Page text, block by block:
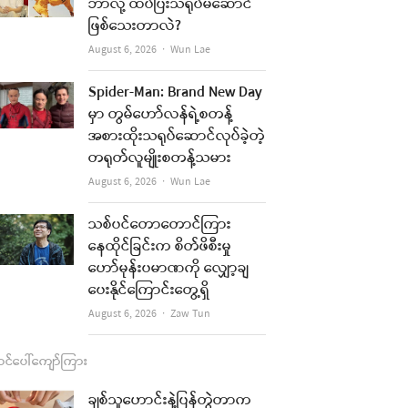
k
a
m
b
e
ဖြစ်သေးတာလဲ?
August 6, 2026 Author
Wun Lae
Spider-Man: Brand New Day
မှာ တွမ်ဟော်လန်ရဲ့စတန့်
အစားထိုးသရုပ်ဆောင်လုပ်ခဲ့တဲ့
တရုတ်လူမျိုးစတန့်သမား
August 6, 2026 Author
Wun Lae
သစ်ပင်တောတောင်ကြား
နေထိုင်ခြင်းက စိတ်ဖိစီးမှု
ဟော်မုန်းပမာဏကို လျှော့ချ
ပေးနိုင်ကြောင်းတွေ့ရှိ
August 6, 2026 Author
Zaw Tun
ပေါ်ကျော်ကြား
ချစ်သူဟောင်းနဲ့ပြန်တွဲတာက